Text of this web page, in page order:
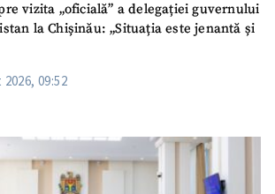
vizita „oficială” a delegației guvernului
la Chișinău: „Situația este jenantă și
09:52